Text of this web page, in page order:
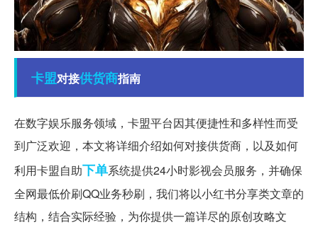
卡盟对接供货商指南
在数字娱乐服务领域，卡盟平台因其便捷性和多样性而受
到广泛欢迎，本文将详细介绍如何对接供货商，以及如何
利用卡盟自助下单系统提供24小时影视会员服务，并确保
全网最低价刷QQ业务秒刷，我们将以小红书分享类文章的
结构，结合实际经验，为你提供一篇详尽的原创攻略文